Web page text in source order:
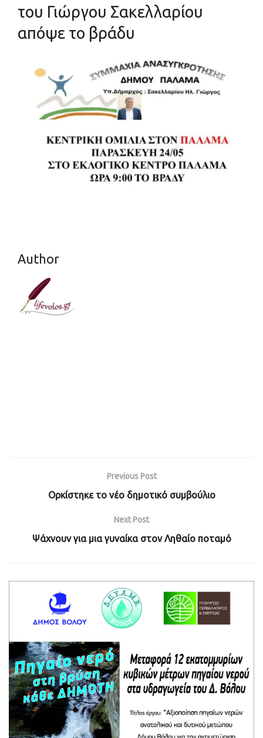
του Γιώργου Σακελλαρίου
απόψε το βράδυ
Author
Previous Post
Ορκίστηκε το νέο δημοτικό συμβούλιο
Next Post
Ψάχνουν για μια γυναίκα στον Ληθαίο ποταμό